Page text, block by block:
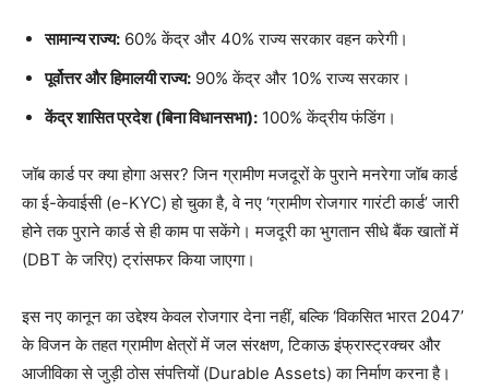
सामान्य राज्य: 60% केंद्र और 40% राज्य सरकार वहन करेगी।
पूर्वोत्तर और हिमालयी राज्य: 90% केंद्र और 10% राज्य सरकार।
केंद्र शासित प्रदेश (बिना विधानसभा): 100% केंद्रीय फंडिंग।
जॉब कार्ड पर क्या होगा असर? जिन ग्रामीण मजदूरों के पुराने मनरेगा जॉब कार्ड
का ई-केवाईसी (e-KYC) हो चुका है, वे नए ‘ग्रामीण रोजगार गारंटी कार्ड’ जारी
होने तक पुराने कार्ड से ही काम पा सकेंगे। मजदूरी का भुगतान सीधे बैंक खातों में
(DBT के जरिए) ट्रांसफर किया जाएगा।
इस नए कानून का उद्देश्य केवल रोजगार देना नहीं, बल्कि ‘विकसित भारत 2047’
के विजन के तहत ग्रामीण क्षेत्रों में जल संरक्षण, टिकाऊ इंफ्रास्ट्रक्चर और
आजीविका से जुड़ी ठोस संपत्तियों (Durable Assets) का निर्माण करना है।